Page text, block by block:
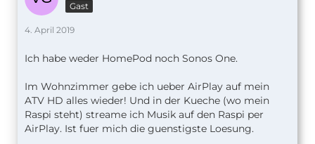
Gast
4. April 2019
Ich habe weder HomePod noch Sonos One.
Im Wohnzimmer gebe ich ueber AirPlay auf mein
ATV HD alles wieder! Und in der Kueche (wo mein
Raspi steht) streame ich Musik auf den Raspi per
AirPlay. Ist fuer mich die guenstigste Loesung.